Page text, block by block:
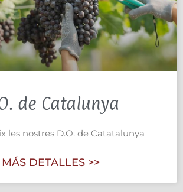
de Catalunya
les nostres D.O. de Catatalunya
MÁS DETALLES >>